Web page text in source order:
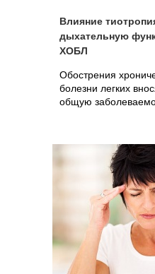
Влияние
дыхательную
ХОБЛ
Обострения
болезни легких
общую